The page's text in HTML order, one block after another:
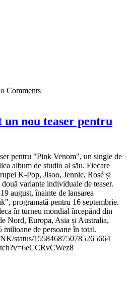
Comments
nou teaser pentru
pentru "Pink Venom", un single de
album de studio al său. Fiecare
K-Pop, Jisoo, Jennie, Rosé și
variante individuale de teaser.
august, înainte de lansarea
programată pentru 16 septembrie.
în turneu mondial începând din
Nord, Europa, Asia și Australia,
de persoane în total.
status/1558468750785265664